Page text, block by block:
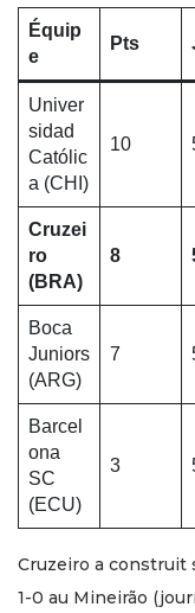
Équip
e
Pts
Univer
sidad
Católic
a (CHI)
10
Cruzei
ro
(BRA)
8
Boca
Juniors
(ARG)
7
Barcel
ona
SC
(ECU)
3
Cruzeiro a construit
1-0 au Mineirão